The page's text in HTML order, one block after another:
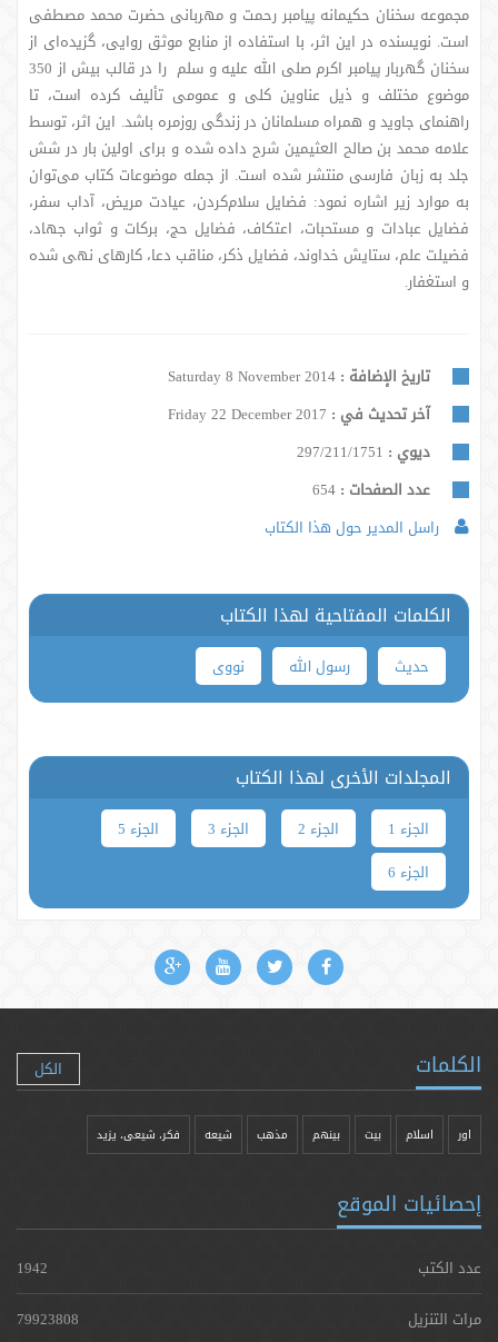
مجموعه سخنان حکیمانه پیامبر رحمت و مهربانی حضرت محمد مصطفی
است. نویسنده در این اثر، با استفاده از منابع موثق روایی، گزیده‌ای از
سخنان گهربار پیامبر اکرم صلی الله علیه و سلم را در قالب بیش از 350
موضوع مختلف و ذیل عناوین کلی و عمومی تألیف کرده است، تا
راهنمای جاوید و همراه مسلمانان در زندگی روزمره باشد. این اثر، توسط
علامه محمد بن صالح العثیمین شرح داده شده و برای اولین بار در شش
جلد به زبان فارسی منتشر شده است. از جمله موضوعات کتاب می‌توان
به موارد زیر اشاره نمود: فضایل سلام‌کردن، عیادت مریض، آداب سفر،
فضایل عبادات و مستحبات، اعتکاف، فضایل حج، برکات و ثواب جهاد،
فضیلت علم، ستایش خداوند، فضایل ذکر، مناقب دعا، کارهای نهی شده
و استغفار.
تاريخ الإضافة : Saturday 8 November 2014
آخر تحديث في :
ديوي : 297/211/1751
عدد الصفحات :
راسل المدير حول هذا الكتاب
الكلمات المفتاحية لهذا الكتاب
حدیث رسول الله نووی
المجلدات الأخرى لهذا الكتاب
الجزء 1 الجزء 2 الجزء 3
الجزء 5
الجزء 6
الكلمات الكل
اور اسلام بیت بينهم مذهب شيعه فکر، شیعی، یزيد
إحصائيات الموقع
عدد الكتب
1942
مرات التنزيل
79923808